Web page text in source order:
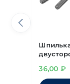
цинк
36,00 ₽